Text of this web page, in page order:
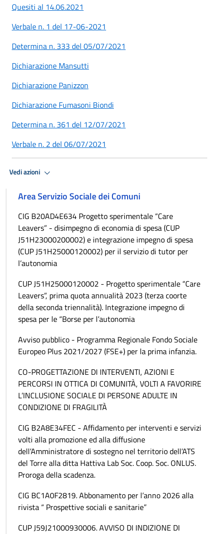
Quesiti al 14.06.2021
Verbale n. 1 del 17-06-2021
Determina n. 333 del 05/07/2021
Dichiarazione Mansutti
Dichiarazione Panizzon
Dichiarazione Fumasoni Biondi
Determina n. 361 del 12/07/2021
Verbale n. 2 del 06/07/2021
Vedi azioni
Area Servizio Sociale dei Comuni
CIG B20AD4E634 Progetto sperimentale “Care
Leavers” - disimpegno di economia di spesa (CUP
J51H23000200002) e integrazione impegno di spesa
(CUP J51H25000120002) per il servizio di tutor per
l’autonomia
CUP J51H25000120002 - Progetto sperimentale “Care
Leavers”, prima quota annualità 2023 (terza coorte
della seconda triennalità). Integrazione impegno di
spesa per le “Borse per l’autonomia
Avviso pubblico - Programma Regionale Fondo Sociale
Europeo Plus 2021/2027 (FSE+) per la prima infanzia.
CO-PROGETTAZIONE DI INTERVENTI, AZIONI E
PERCORSI IN OTTICA DI COMUNITÀ, VOLTI A FAVORIRE
L’INCLUSIONE SOCIALE DI PERSONE ADULTE IN
CONDIZIONE DI FRAGILITÀ
CIG B2A8E34FEC - Affidamento per interventi e servizi
volti alla promozione ed alla diffusione
dell’Amministratore di sostegno nel territorio dell’ATS
del Torre alla ditta Hattiva Lab Soc. Coop. Soc. ONLUS.
Proroga della scadenza.
CIG BC1A0F2819. Abbonamento per l’anno 2026 alla
rivista “ Prospettive sociali e sanitarie”
CUP J59J21000930006. AVVISO DI INDIZIONE DI